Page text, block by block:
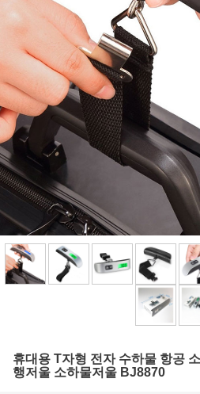
휴대용 T자형 전자 수하물 항공
행저울 소하물저울 BJ8870